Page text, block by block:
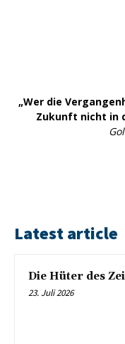
„Wer die
Zukunft nicht in
Latest article
Die Hüter des
23. Juli 2026